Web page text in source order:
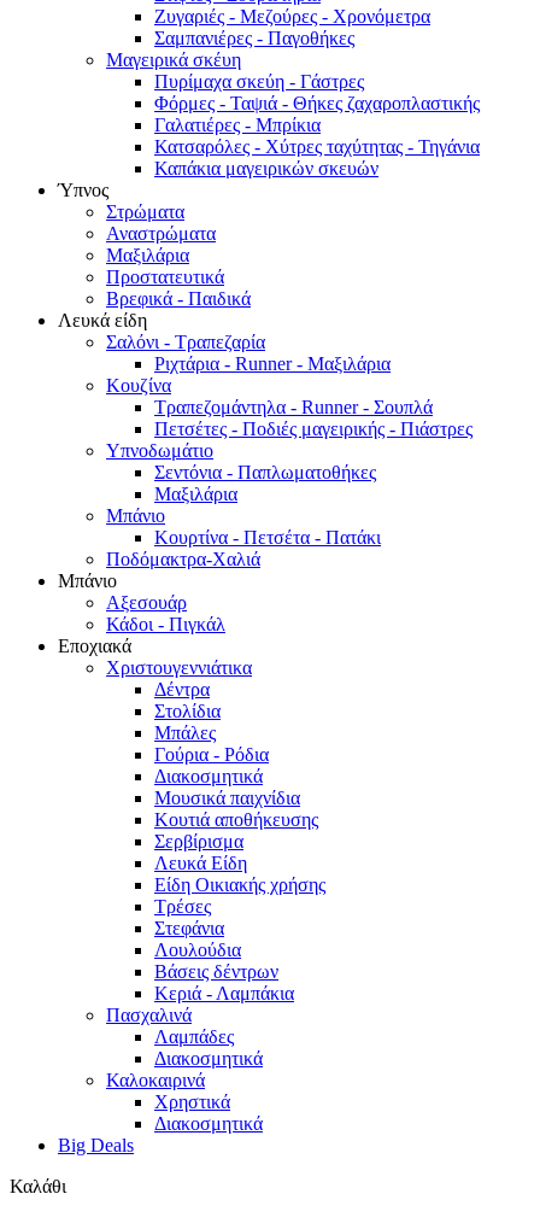
Ζυγαριές - Μεζούρες - Χρονόμετρα
Σαμπανιέρες - Παγοθήκες
Μαγειρικά σκέυη
Πυρίμαχα σκεύη - Γάστρες
Φόρμες - Ταψιά - Θήκες ζαχαροπλαστικής
Γαλατιέρες - Μπρίκια
Κατσαρόλες - Χύτρες ταχύτητας - Τηγάνια
Καπάκια μαγειρικών σκευών
Ύπνος
Στρώματα
Αναστρώματα
Μαξιλάρια
Προστατευτικά
Βρεφικά - Παιδικά
Λευκά είδη
Σαλόνι - Τραπεζαρία
Ριχτάρια - Runner - Μαξιλάρια
Κουζίνα
Τραπεζομάντηλα - Runner - Σουπλά
Πετσέτες - Ποδιές μαγειρικής - Πιάστρες
Υπνοδωμάτιο
Σεντόνια - Παπλωματοθήκες
Μαξιλάρια
Μπάνιο
Κουρτίνα - Πετσέτα - Πατάκι
Ποδόμακτρα-Χαλιά
Μπάνιο
Αξεσουάρ
Κάδοι - Πιγκάλ
Εποχιακά
Χριστουγεννιάτικα
Δέντρα
Στολίδια
Μπάλες
Γούρια - Ρόδια
Διακοσμητικά
Μουσικά παιχνίδια
Κουτιά αποθήκευσης
Σερβίρισμα
Λευκά Είδη
Είδη Οικιακής χρήσης
Τρέσες
Στεφάνια
Λουλούδια
Βάσεις δέντρων
Κεριά - Λαμπάκια
Πασχαλινά
Λαμπάδες
Διακοσμητικά
Καλοκαιρινά
Χρηστικά
Διακοσμητικά
Big Deals
Καλάθι